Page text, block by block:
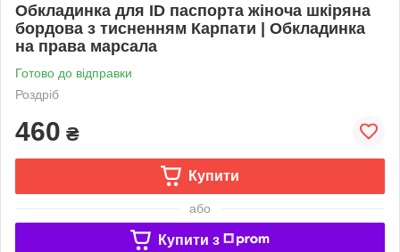
Обкладинка для ID паспорта жіноча шкіряна
бордова з тисненням Карпати | Обкладинка
на права марсала
Готово до відправки
Роздріб
460 ₴
Купити
або
Купити з